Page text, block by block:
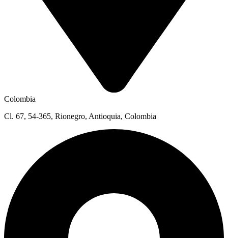
Colombia
Cl. 67, 54-365, Rionegro, Antioquia, Colombia